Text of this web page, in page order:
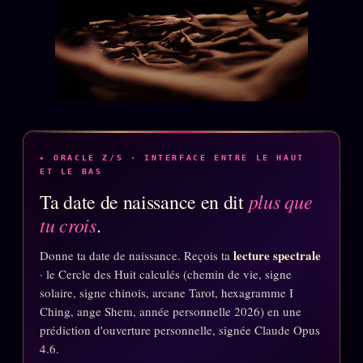
2025
Le procès Brigitte Macron
Catalogue
ZS Bundle
Références
L'Association
S'abonner GRATUIT
Cercle Privé
Mécène
▸ ORACLE Z/S · INTERFACE ENTRE LE HAUT
ET LE BAS
Ta date de naissance en dit plus que
tu crois.
Donne ta date de naissance. Reçois ta lecture spectrale
· le Cercle des Huit calculés (chemin de vie, signe
solaire, signe chinois, arcane Tarot, hexagramme I
Ching, ange Shem, année personnelle 2026) en une
prédiction d'ouverture personnelle, signée Claude Opus
4.6.